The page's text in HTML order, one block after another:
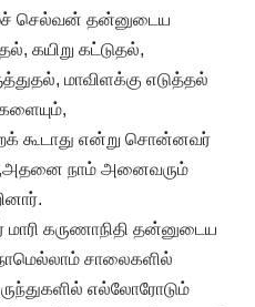
செல்வன் தன்னுடைய
கயிறு கட்டுதல்,
மாவிளக்கு எடுத்தல்
கூடாது என்று சொன்னவர்
நாம் அனைவரும்
கருணாநிதி தன்னுடைய
சாலைகளில்
எல்லோரோடும்